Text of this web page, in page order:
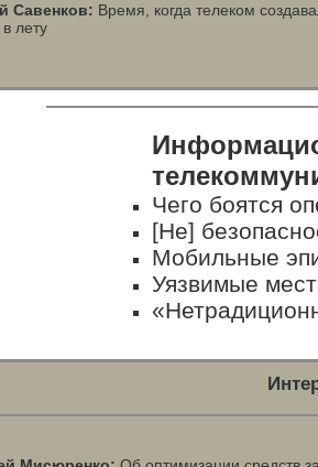
Савенков: Время, когда телеком
лету
Чего боятся
[Не]
Мобильные
Уязвимые